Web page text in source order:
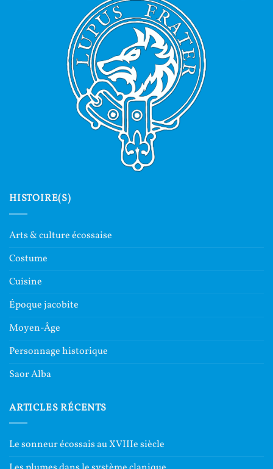
HISTOIRE(S)
Arts & culture écossaise
Costume
Cuisine
Époque jacobite
Moyen-Âge
Personnage historique
Saor Alba
ARTICLES RÉCENTS
Le sonneur écossais au XVIIIe siècle